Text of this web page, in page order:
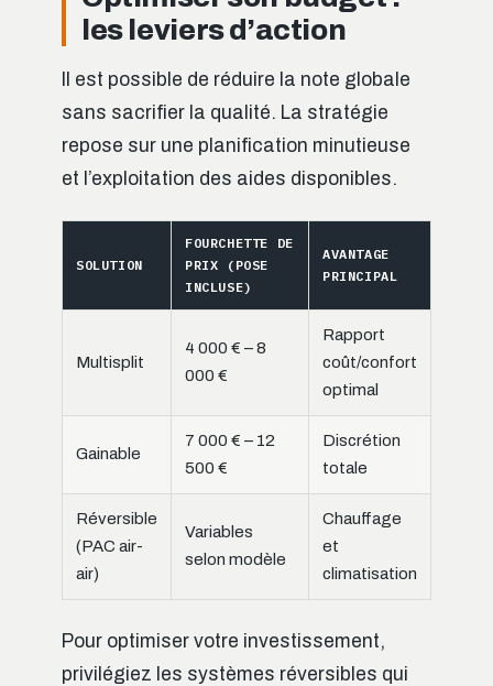
les leviers d’action
Il est possible de réduire la note globale
sans sacrifier la qualité. La stratégie
repose sur une planification minutieuse
et l’exploitation des aides disponibles.
SOLUTION
FOURCHETTE DE
PRIX (POSE
INCLUSE)
AVANTAGE
PRINCIPAL
Multisplit
4 000 € – 8
000 €
Rapport
coût/confort
optimal
Gainable
7 000 € – 12
500 €
Discrétion
totale
Réversible
(PAC air-
air)
Variables
selon modèle
Chauffage
et
climatisation
Pour optimiser votre investissement,
privilégiez les systèmes réversibles qui